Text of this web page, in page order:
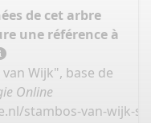
de cet arbre
une référence à
Wijk", base de
Online
stambos-van-wijk-